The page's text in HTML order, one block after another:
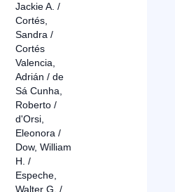
Jackie A. /
Cortés,
Sandra /
Cortés
Valencia,
Adrián / de
Sá Cunha,
Roberto /
d'Orsi,
Eleonora /
Dow, William
H. /
Espeche,
Walter G. /